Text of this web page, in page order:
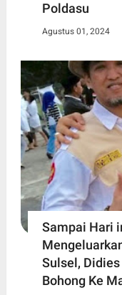
Poldasu
Agustus 01, 2024
Sampai Hari
Sulsel,
Bohong Ke